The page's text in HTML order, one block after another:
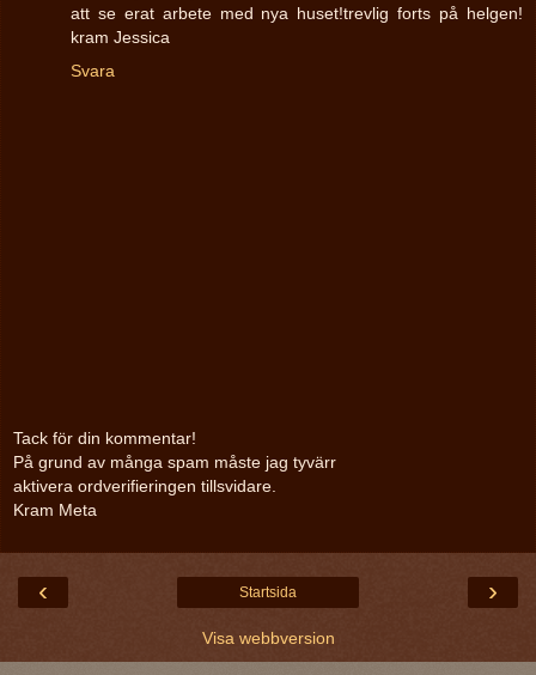
att se erat arbete med nya huset!trevlig forts på helgen!
kram Jessica
Svara
Tack för din kommentar!
På grund av många spam måste jag tyvärr
aktivera ordverifieringen tillsvidare.
Kram Meta
‹ ›
Startsida
Visa webbversion